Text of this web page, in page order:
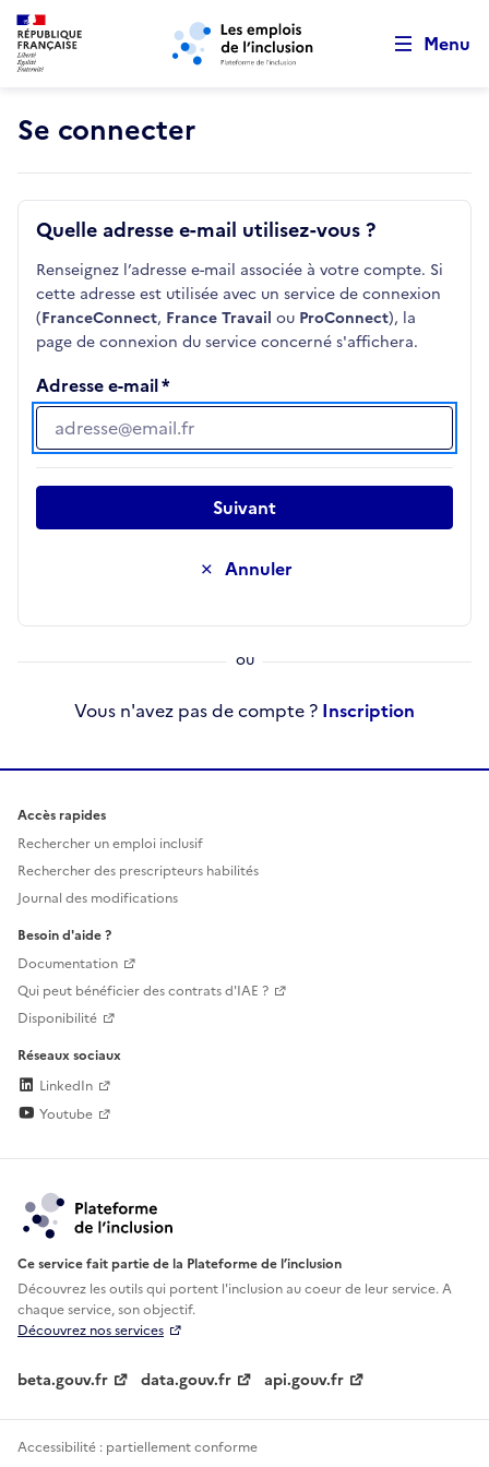
Aller au menu principal Aller au contenu principal
Menu
Se connecter
Quelle adresse e-mail utilisez-vous ?
Renseignez l’adresse e-mail associée à votre compte. Si
cette adresse est utilisée avec un service de connexion
(FranceConnect, France Travail ou ProConnect), la
page de connexion du service concerné s'affichera.
Adresse e-mail
Adresse e-mail
Annuler
Suivant
Vous n'avez pas de compte ? Inscription
Accès rapides
Rechercher un emploi inclusif
Rechercher des prescripteurs habilités
Journal des modifications
Besoin d'aide ?
Documentation
Qui peut bénéficier des contrats d'IAE ?
Disponibilité
Réseaux sociaux
LinkedIn
Youtube
Ce service fait partie de la Plateforme de l’inclusion
Découvrez les outils qui portent l'inclusion aucoeur de leur service. A
chaque service, son objectif.
Découvrez nos services
beta.gouv.fr data.gouv.fr api.gouv.fr
Accessibilité : partiellement conforme
Retour au début de la page
Panneau de gestion des cookies